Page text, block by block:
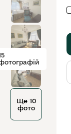
Ще 10
фото